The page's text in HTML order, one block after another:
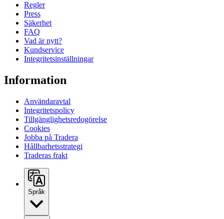
Regler
Press
Säkerhet
FAQ
Vad är nytt?
Kundservice
Integritetsinställningar
Information
Användaravtal
Integritetspolicy
Tillgänglighetsredogörelse
Cookies
Jobba på Tradera
Hållbarhetsstrategi
Traderas frakt
Språk